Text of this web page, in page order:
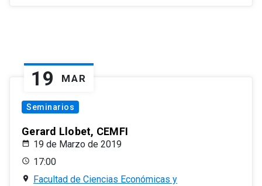
19 MAR
Seminarios
Gerard Llobet, CEMFI
19 de Marzo de 2019
17:00
Facultad de Ciencias Económicas y